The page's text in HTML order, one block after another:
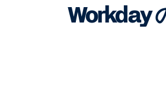
Workday